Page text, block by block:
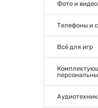
Фото и
Телефоны и
Всё для игр